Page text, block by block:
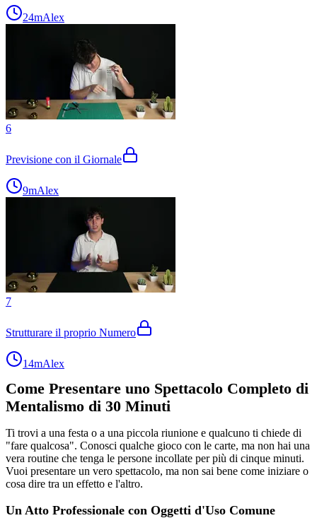
24mAlex
6
Previsione con il Giornale
9mAlex
7
Strutturare il proprio Numero
14mAlex
Come Presentare uno Spettacolo Completo di
Mentalismo di 30 Minuti
Ti trovi a una festa o a una piccola riunione e qualcuno ti chiede di
"fare qualcosa". Conosci qualche gioco con le carte, ma non hai una
vera routine che tenga le persone incollate per più di cinque minuti.
Vuoi presentare un vero spettacolo, ma non sai bene come iniziare o
cosa dire tra un effetto e l'altro.
Un Atto Professionale con Oggetti d'Uso Comune